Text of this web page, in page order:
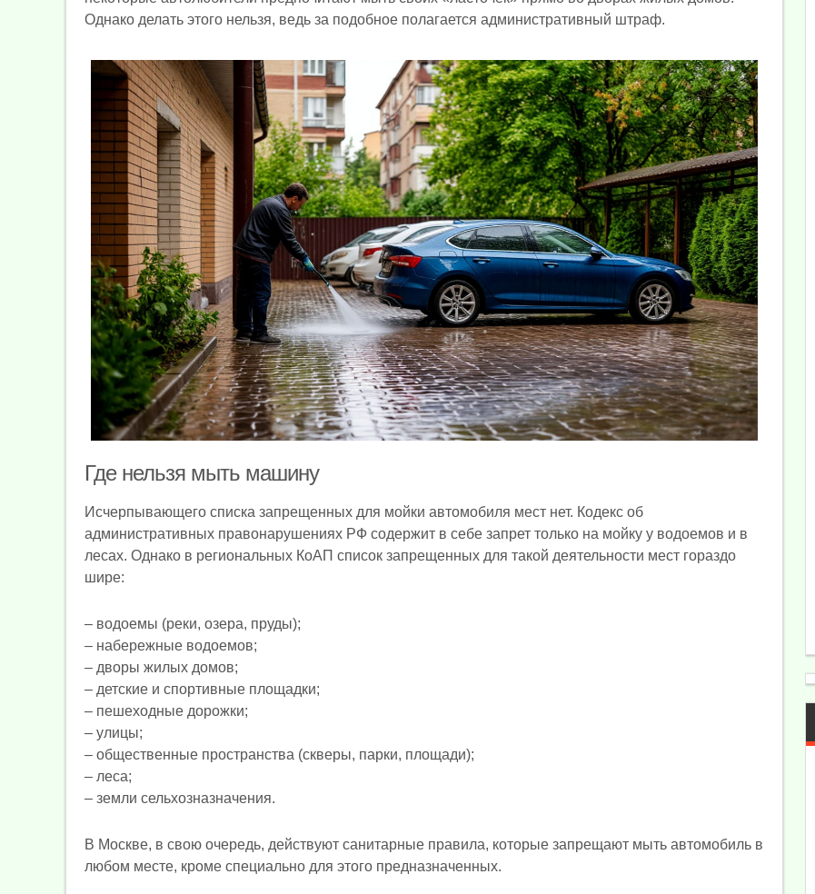
Однако делать этого нельзя, ведь за подобное полагается административный штраф.
Где нельзя мыть машину
Исчерпывающего списка запрещенных для мойки автомобиля мест нет. Кодекс об
административных правонарушениях РФ содержит в себе запрет только на мойку у водоемов и в
лесах. Однако в региональных КоАП список запрещенных для такой деятельности мест гораздо
шире:
– водоемы (реки, озера, пруды);
– набережные водоемов;
– дворы жилых домов;
– детские и спортивные площадки;
– пешеходные дорожки;
– улицы;
– общественные пространства (скверы, парки, площади);
– леса;
– земли сельхозназначения.
В Москве, в свою очередь, действуют санитарные правила, которые запрещают мыть автомобиль в
любом месте, кроме специально для этого предназначенных.